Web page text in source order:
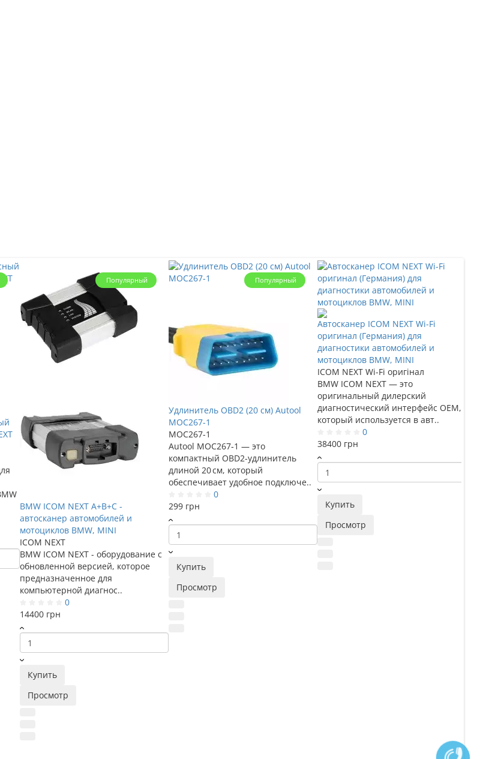
Популярный
BMW ICOM NEXT A+B+C -
автосканер автомобилей и
мотоциклов BMW, MINI
ICOM NEXT
BMW ICOM NEXT - оборудование с
обновленной версией, которое
предназначенное для
компьютерной диагнос..
0
14400 грн
Купить
Просмотр
Популярный
Удлинитель OBD2 (20 см) Autool
MOC267-1
MOC267-1
Autool MOC267‑1 — это
компактный OBD2-удлинитель
длиной 20 см, который
обеспечивает удобное подключе..
0
299 грн
Купить
Просмотр
Автосканер ICOM NEXT Wi-Fi
оригинал (Германия) для
диагностики автомобилей и
мотоциклов BMW, MINI
ICOM NEXT Wi-Fi оригінал
BMW ICOM NEXT — это
оригинальный дилерский
диагностический интерфейс OEM,
который используется в авт..
0
38400 грн
Купить
Просмотр